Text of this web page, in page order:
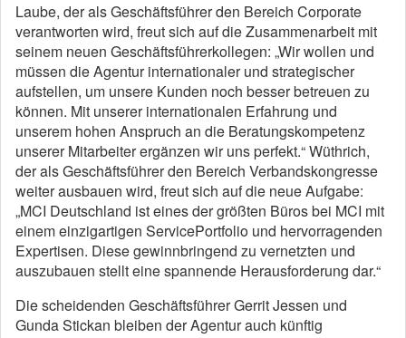
Laube, der als Geschäftsführer den Bereich Corporate
verantworten wird, freut sich auf die Zusammenarbeit mit
seinem neuen Geschäftsführerkollegen: „Wir wollen und
müssen die Agentur internationaler und strategischer
aufstellen, um unsere Kunden noch besser betreuen zu
können. Mit unserer internationalen Erfahrung und
unserem hohen Anspruch an die Beratungskompetenz
unserer Mitarbeiter ergänzen wir uns perfekt.“ Wüthrich,
der als Geschäftsführer den Bereich Verbandskongresse
weiter ausbauen wird, freut sich auf die neue Aufgabe:
„MCI Deutschland ist eines der größten Büros bei MCI mit
einem einzigartigen ServicePortfolio und hervorragenden
Expertisen. Diese gewinnbringend zu vernetzten und
auszubauen stellt eine spannende Herausforderung dar.“
Die scheidenden Geschäftsführer Gerrit Jessen und
Gunda Stickan bleiben der Agentur auch künftig